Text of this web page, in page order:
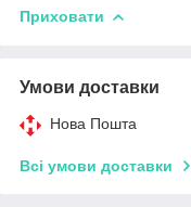
Приховати
Умови доставки
Нова Пошта
Всі умови доставки